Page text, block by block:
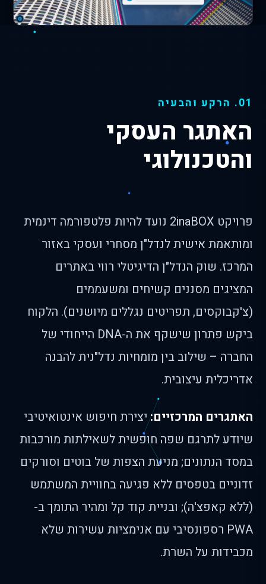
01. הרקע והבעיה
האתגר העסקי
והטכנולוגי
פרויקט 2inaBOX נועד להיות פלטפורמה דינמית
ומותאמת אישית לנדל"ן מסחרי ועסקי באזור
המרכז. שוק הנדל"ן הדיגיטלי רווי באתרים
המציגים מסננים קשיחים ומשעממים
(צ'קבוקסים, תפריטים נגללים מיושנים). הלקוח
ביקש פתרון שישקף את ה-DNA הייחודי של
החברה – שילוב בין מומחיות נדל"נית להבנה
אדריכלית עיצובית.
האתגרים המרכזיים:יצירת חיפוש אינטואיטיבי
שיודע לתרגם שפה חופשית לשאילתות מורכבות
במסד הנתונים; מניעת הצפות של בוטים וסורקים
זדוניים בטפסים ללא פגיעה בחוויית המשתמש
(ללא קאפצ'ה); ובניית קוד קל ומהיר התומך ב-
PWA רספונסיבי עם אנימציות עשירות שלא
מכבידות על השרת.